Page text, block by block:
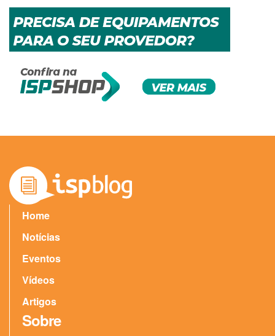
Home
Notícias
Eventos
Vídeos
Artigos
Sobre